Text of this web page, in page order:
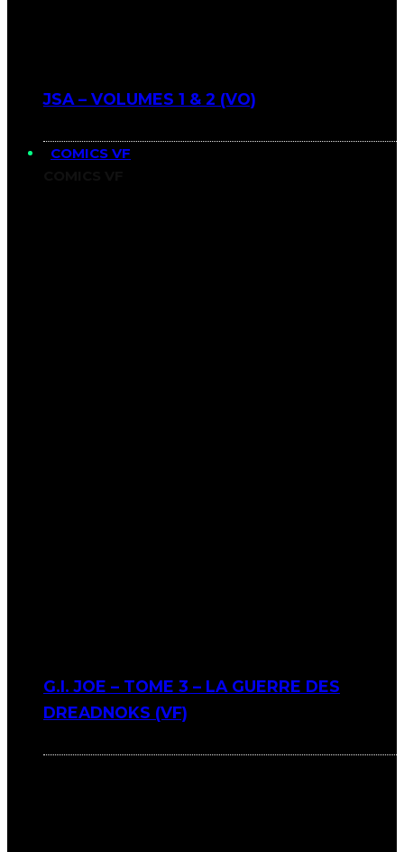
JSA – VOLUMES 1 & 2 (VO)
COMICS VF
G.I. JOE – TOME 3 – LA GUERRE DES
DREADNOKS (VF)